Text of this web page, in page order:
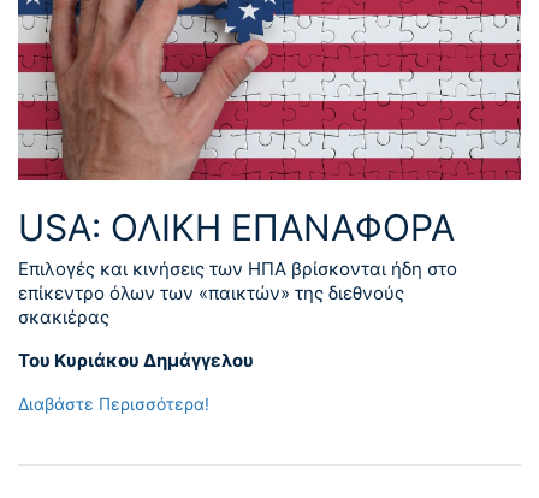
USA: ΟΛΙΚΗ ΕΠΑΝΑΦΟΡΑ
Επιλογές και κινήσεις των ΗΠΑ βρίσκονται ήδη στο
επίκεντρο όλων των «παικτών» της διεθνούς
σκακιέρας
Του Κυριάκου Δημάγγελου
Διαβάστε Περισσότερα!